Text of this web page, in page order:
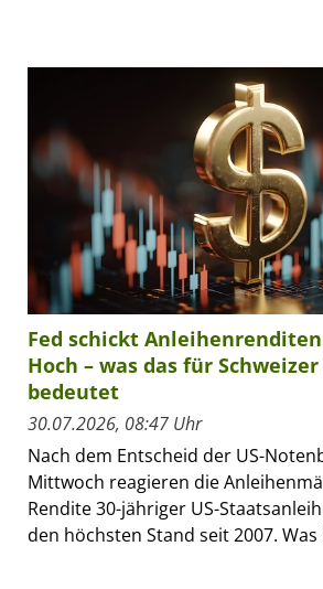
Fed schickt Anleihenrenditen
Hoch – was das für
bedeutet
30.07.2026, 08:47 Uhr
Nach dem Entscheid der US-
Mittwoch reagieren die
Rendite 30-jähriger US-
den höchsten Stand seit 2007.